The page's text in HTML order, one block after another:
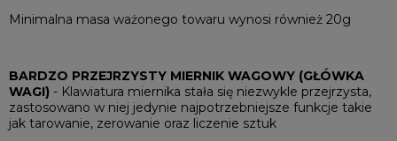
Minimalna masa ważonego towaru wynosi również 20g
BARDZO PRZEJRZYSTY MIERNIK WAGOWY (GŁÓWKA
WAGI) - Klawiatura miernika stała się niezwykle przejrzysta,
zastosowano w niej jedynie najpotrzebniejsze funkcje takie
jak tarowanie, zerowanie oraz liczenie sztuk